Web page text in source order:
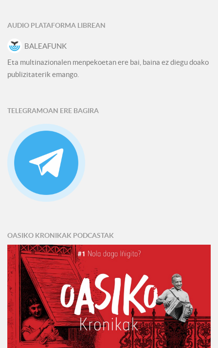
AUDIO PLATAFORMA LIBREAN
BALEAFUNK
Eta multinazionalen menpekoetan ere bai, baina ez diegu doako
publizitaterik emango.
TELEGRAMOAN ERE BAGIRA
OASIKO KRONIKAK PODCASTAK